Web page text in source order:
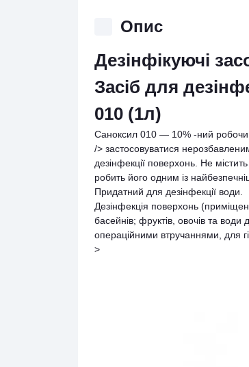
Опис
Дезінфікуючі
Засіб для
010 (1л)
Саноксил 010 ― 10% -ний
/> застосовуватися
дезінфекції поверхонь. Не
робить його одним із
Придатний для дезінфекції води.
Дезінфекція поверхонь
басейнів; фруктів, овочів та
операційними втручаннями, для
>